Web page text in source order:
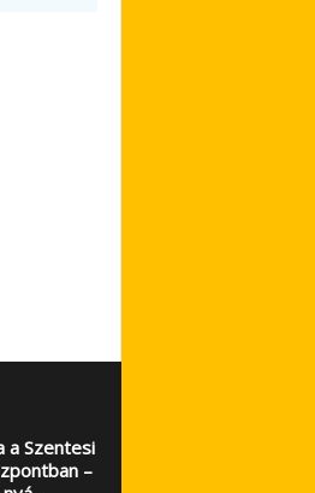
a Szentesi
–